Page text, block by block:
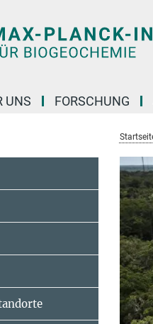
UNS FORSCHUNG